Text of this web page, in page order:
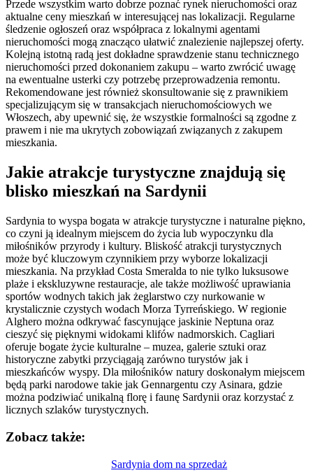
Przede wszystkim warto dobrze poznać rynek nieruchomości oraz
aktualne ceny mieszkań w interesującej nas lokalizacji. Regularne
śledzenie ogłoszeń oraz współpraca z lokalnymi agentami
nieruchomości mogą znacząco ułatwić znalezienie najlepszej oferty.
Kolejną istotną radą jest dokładne sprawdzenie stanu technicznego
nieruchomości przed dokonaniem zakupu – warto zwrócić uwagę
na ewentualne usterki czy potrzebę przeprowadzenia remontu.
Rekomendowane jest również skonsultowanie się z prawnikiem
specjalizującym się w transakcjach nieruchomościowych we
Włoszech, aby upewnić się, że wszystkie formalności są zgodne z
prawem i nie ma ukrytych zobowiązań związanych z zakupem
mieszkania.
Jakie atrakcje turystyczne znajdują się
blisko mieszkań na Sardynii
Sardynia to wyspa bogata w atrakcje turystyczne i naturalne piękno,
co czyni ją idealnym miejscem do życia lub wypoczynku dla
miłośników przyrody i kultury. Bliskość atrakcji turystycznych
może być kluczowym czynnikiem przy wyborze lokalizacji
mieszkania. Na przykład Costa Smeralda to nie tylko luksusowe
plaże i ekskluzywne restauracje, ale także możliwość uprawiania
sportów wodnych takich jak żeglarstwo czy nurkowanie w
krystalicznie czystych wodach Morza Tyrreńskiego. W regionie
Alghero można odkrywać fascynujące jaskinie Neptuna oraz
cieszyć się pięknymi widokami klifów nadmorskich. Cagliari
oferuje bogate życie kulturalne – muzea, galerie sztuki oraz
historyczne zabytki przyciągają zarówno turystów jak i
mieszkańców wyspy. Dla miłośników natury doskonałym miejscem
będą parki narodowe takie jak Gennargentu czy Asinara, gdzie
można podziwiać unikalną florę i faunę Sardynii oraz korzystać z
licznych szlaków turystycznych.
Zobacz także:
Sardynia dom na sprzedaż